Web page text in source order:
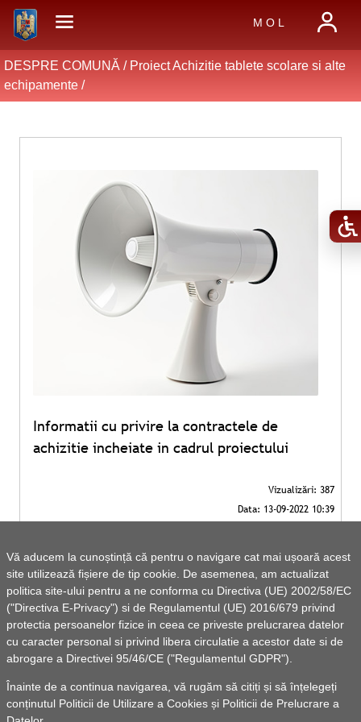
Vă aducem la cunoștință că pentru o navigare cat mai ușoară acest
site utilizează fișiere de tip cookie. De asemenea, am actualizat
politica site-ului pentru a ne conforma cu Directiva (UE) 2002/58/EC
("Directiva E-Privacy") si de Regulamentul (UE) 2016/679 privind
protectia persoanelor fizice in ceea ce priveste prelucrarea datelor
cu caracter personal si privind libera circulatie a acestor date si de
abrogare a Directivei 95/46/CE ("Regulamentul GDPR").
Înainte de a continua navigarea, vă rugăm să citiți și să înțelegeți
conținutul Politicii de Utilizare a Cookies și Politicii de Prelucrare a
M O L
DESPRE COMUNĂ / Proiect Achizitie tablete scolare si alte
echipamente/
Informatii cu privire la contractele de
achizitie incheiate in cadrul proiectului